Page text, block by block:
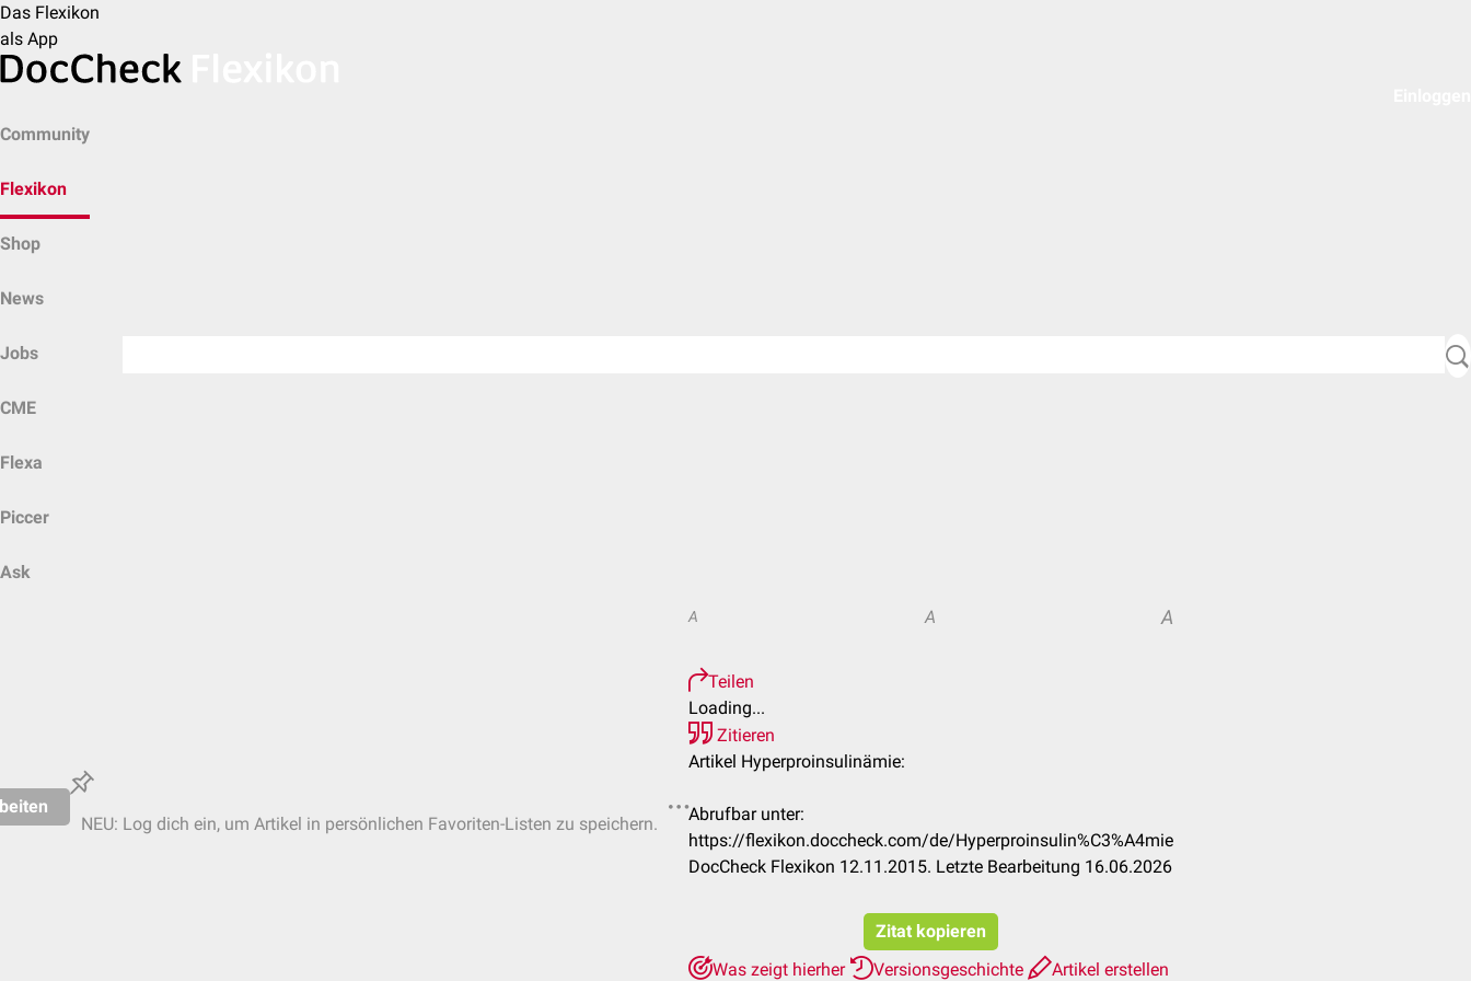
Das Flexikon
als App
Community
Flexikon
Shop
News
Jobs
CME
Flexa
Piccer
Ask
NEU: Log dich ein, um Artikel in persönlichen Favoriten-Listen zu speichern.
A A A
Teilen
Loading...
Zitieren
Artikel Hyperproinsulinämie:
Abrufbar unter:
https://flexikon.doccheck.com/de/Hyperproinsulin%C3%A4mie
DocCheck Flexikon 12.11.2015. Letzte Bearbeitung 16.06.2026
Zitat kopieren
Was zeigt hierher
Versionsgeschichte
Artikel erstellen